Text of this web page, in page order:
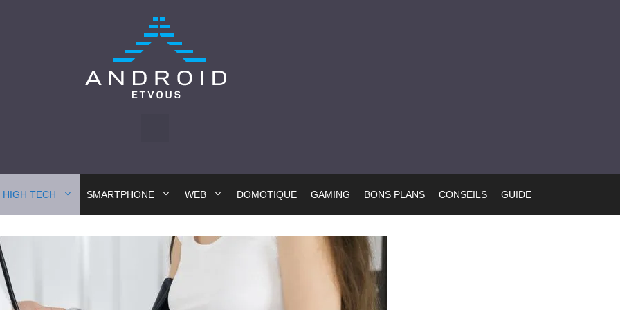
HIGH TECH SMARTPHONE WEB DOMOTIQUE GAMING BONS PLANS CONSEILS GUIDE